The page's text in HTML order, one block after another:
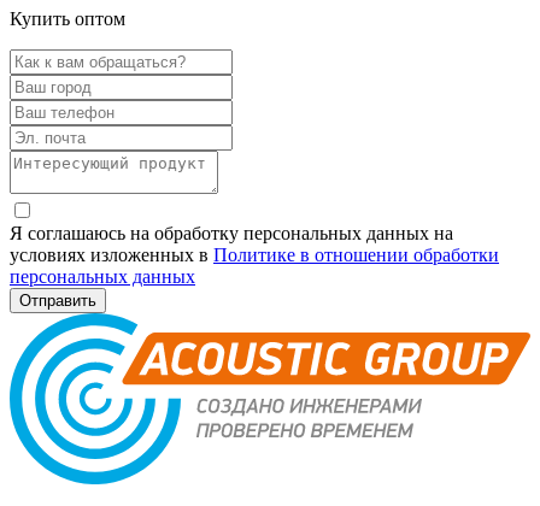
Купить оптом
Я соглашаюсь на обработку персональных данных на
условиях изложенных в Политике в отношении обработки
персональных данных